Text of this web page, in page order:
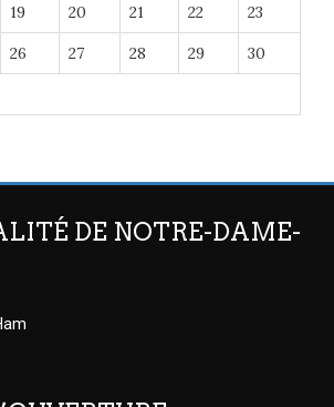
19 20 21 22 23
26 27 28 29 30
DE NOTRE-DAME-